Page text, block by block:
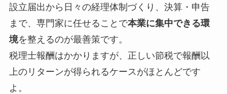
設立届出から日々の経理体制づくり、決算・申告
まで、専門家に任せることで本業に集中できる環
境を整えるのが最善策です。
税理士報酬はかかりますが、正しい節税で報酬以
上のリターンが得られるケースがほとんどです
よ。